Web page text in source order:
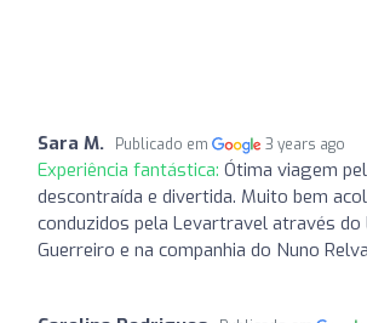
Sara M. Publicado em 3 years ago
Experiência fantástica: Ótima viagem
descontraída e divertida. Muito bem
conduzidos pela Levartravel através do
Guerreiro e na companhia do Nuno